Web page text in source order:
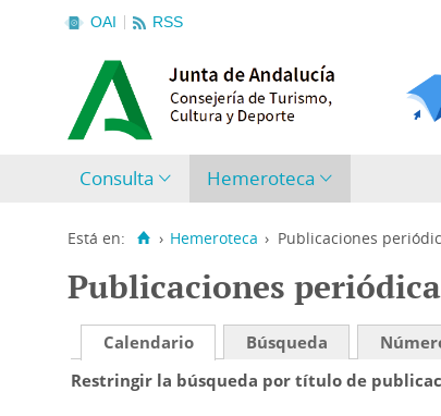
OAI RSS
Consulta Hemeroteca
Está en: › Hemeroteca › Publicaciones
Publicaciones
Calendario Búsqueda
Restringir la búsqueda por título de